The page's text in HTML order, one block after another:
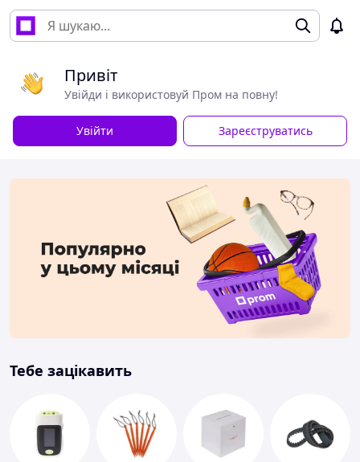
Привіт
Увійди і використовуй Пром на повну!
Увійти Зареєструватись
Тебе зацікавить